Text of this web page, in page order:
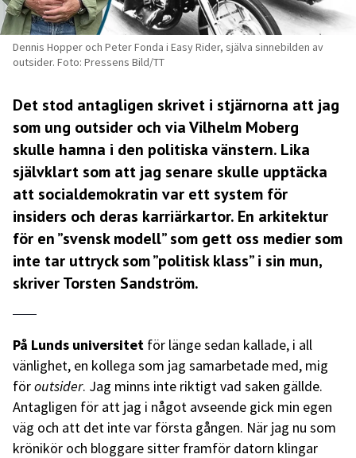
Dennis Hopper och Peter Fonda i Easy Rider, själva sinnebilden av
outsider. Foto: Pressens Bild/TT
Det stod antagligen skrivet i stjärnorna att jag
som ung outsider och via Vilhelm Moberg
skulle hamna i den politiska vänstern. Lika
självklart som att jag senare skulle upptäcka
att socialdemokratin var ett system för
insiders och deras karriärkartor. En arkitektur
för en ”svensk modell” som gett oss medier som
inte tar uttryck som ”politisk klass” i sin mun,
skriver Torsten Sandström.
På Lunds universitet för länge sedan kallade, i all
vänlighet, en kollega som jag samarbetade med, mig
föroutsider. Jag minns inte riktigt vad saken gällde.
Antagligen för att jag i något avseende gick min egen
väg och att det inte var första gången. När jag nu som
krönikör och bloggare sitter framför datorn klingar